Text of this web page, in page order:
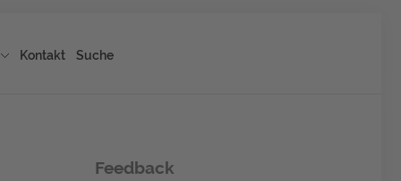
Kontakt Suche
Feedback